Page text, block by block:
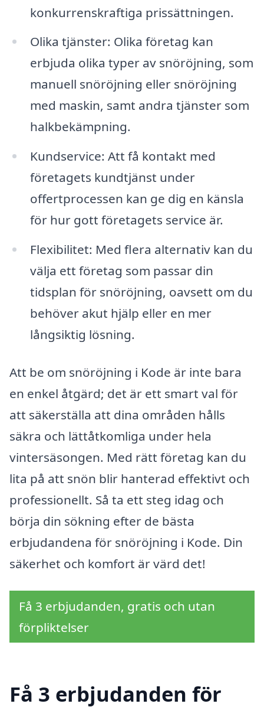
konkurrenskraftiga prissättningen.
Olika tjänster: Olika företag kan
erbjuda olika typer av snöröjning, som
manuell snöröjning eller snöröjning
med maskin, samt andra tjänster som
halkbekämpning.
Kundservice: Att få kontakt med
företagets kundtjänst under
offertprocessen kan ge dig en känsla
för hur gott företagets service är.
Flexibilitet: Med flera alternativ kan du
välja ett företag som passar din
tidsplan för snöröjning, oavsett om du
behöver akut hjälp eller en mer
långsiktig lösning.
Att be om snöröjning i Kode är inte bara
en enkel åtgärd; det är ett smart val för
att säkerställa att dina områden hålls
säkra och lättåtkomliga under hela
vintersäsongen. Med rätt företag kan du
lita på att snön blir hanterad effektivt och
professionellt. Så ta ett steg idag och
börja din sökning efter de bästa
erbjudandena för snöröjning i Kode. Din
säkerhet och komfort är värd det!
Få 3 erbjudanden, gratis och utan
förpliktelser
Få 3 erbjudanden för